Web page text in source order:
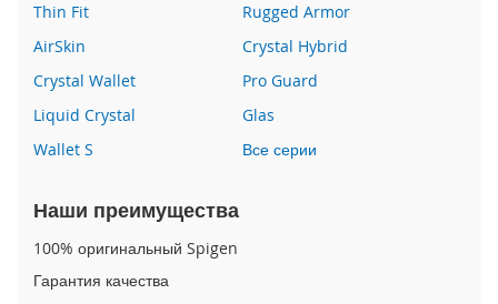
P
h
o
n
1
6
P
o
a
Thin Fit
Rugged Armor
AirSkin
Crystal Hybrid
Crystal Wallet
Pro Guard
Liquid Crystal
Glas
Wallet S
Все серии
Наши преимущества
100% оригинальный Spigen
Гарантия качества